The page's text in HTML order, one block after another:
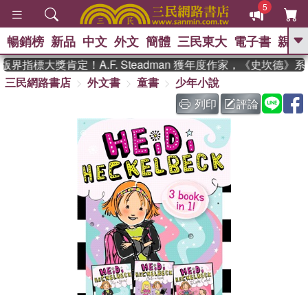
5
GO
熱搜： 東野圭吾 、
、 如果歷史是一群喵 、 暑期
國際布克獎 臺灣漫遊錄 、 方
念華 、 台灣的李登輝時代
孩：黎曼猜想 、 偉大的迷走神經
暢銷榜 新品 中文 外文 簡體 三民東大 電子書 親子
指標大獎肯定！A.F. Steadman 獲年度作家，《史坎德》系
三民網路書店
外文書 童書
少年小說
列印
評論